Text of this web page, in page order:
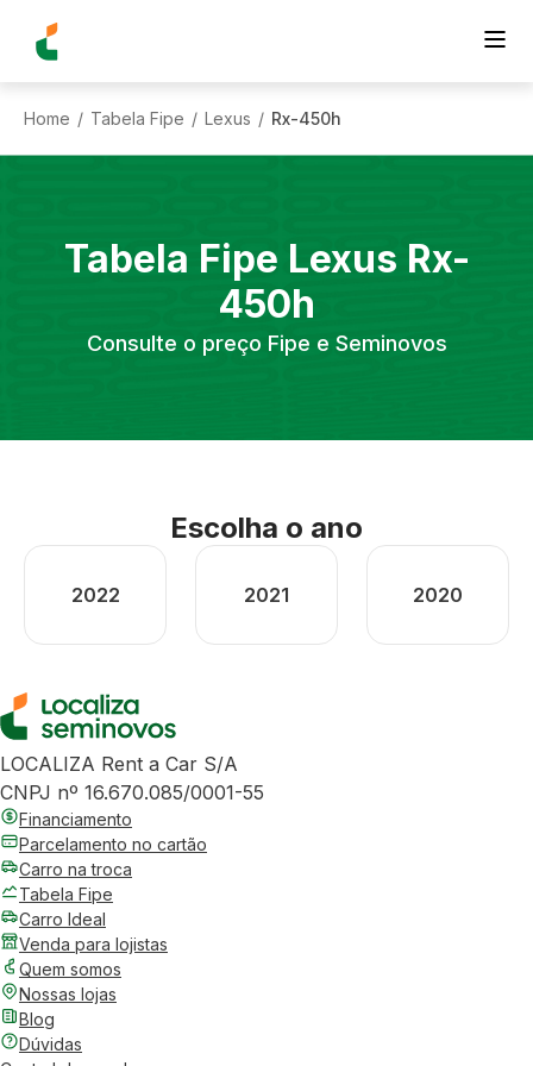
Home / Tabela Fipe / Lexus / Rx-450h
Tabela Fipe Lexus Rx-
450h
Consulte o preço Fipe e Seminovos
Escolha o ano
2022 2021 2020
LOCALIZA Rent a Car S/A
CNPJ nº 16.670.085/0001-55
Financiamento
Parcelamento no cartão
Carro na troca
Tabela Fipe
Carro Ideal
Venda para lojistas
Quem somos
Nossas lojas
Blog
Dúvidas